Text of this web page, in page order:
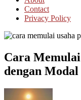
Contact
Privacy Policy
Cara
dengan